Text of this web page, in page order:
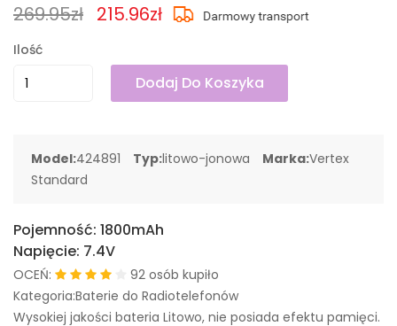
269.95zł 215.96zł
Ilość
Dodaj Do Koszyka
Model:424891 Typ:litowo-jonowa Marka:Vertex
Standard
Pojemność: 1800mAh
Napięcie: 7.4V
OCEŃ:
92 osób kupiło
Kategoria:Baterie do Radiotelefonów
Wysokiej jakości bateria Litowo, nie posiada efektu pamięci.